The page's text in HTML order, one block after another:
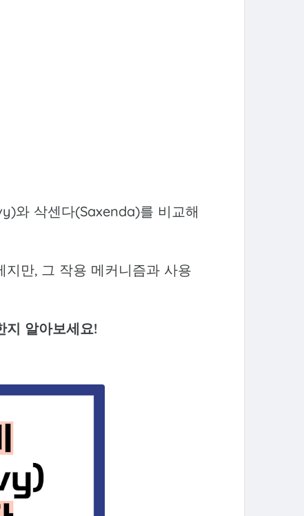
와 삭센다(Saxenda)를 비교해
만, 그 작용 메커니즘과 사용
지 알아보세요!